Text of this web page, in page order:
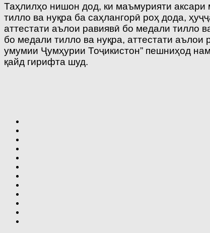
Таҳлилҳо нишон дод, ки маъмурияти
тилло ва нуқра ба саҳлангорӣ роҳ дода,
аттестати аълои равиявӣ бо медали тилло
бо медали тилло ва нуқра, аттестати
умумии Ҷумҳурии Тоҷикистон” пешниҳод
қайд гирифта шуд.